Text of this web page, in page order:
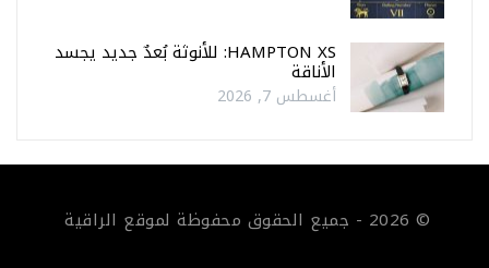
HAMPTON XS: للأنوثة بُعدٌ جديد يجسد
الأناقة
أغسطس 7, 2026
© 2026 - جميع الحقوق محفوظة لموقع الراقية